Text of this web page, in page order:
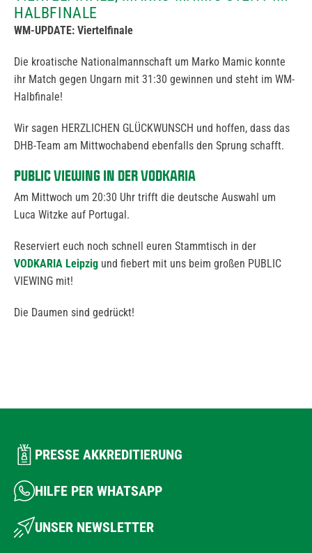
HALBFINALE
WM-UPDATE: Viertelfinale
Die kroatische Nationalmannschaft um Marko Mamic konnte
ihr Match gegen Ungarn mit 31:30 gewinnen und steht im WM-
Halbfinale!
Wir sagen HERZLICHEN GLÜCKWUNSCH und hoffen, dass das
DHB-Team am Mittwochabend ebenfalls den Sprung schafft.
PUBLIC VIEWING IN DER VODKARIA
Am Mittwoch um 20:30 Uhr trifft die deutsche Auswahl um
Luca Witzke auf Portugal.
Reserviert euch noch schnell euren Stammtisch in der
VODKARIA Leipzig und fiebert mit uns beim großen PUBLIC
VIEWING mit!
Die Daumen sind gedrückt!
PRESSE AKKREDITIERUNG
HILFE PER WHATSAPP
UNSER NEWSLETTER